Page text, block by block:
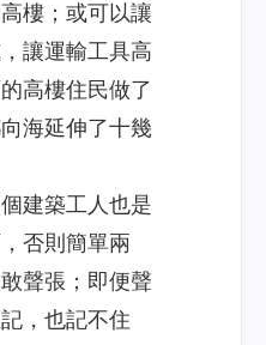
樓；或可以讓
讓運輸工具高
高樓住民做了
海延伸了十幾
建築工人也是
否則簡單兩
聲張；即便聲
，也記不住